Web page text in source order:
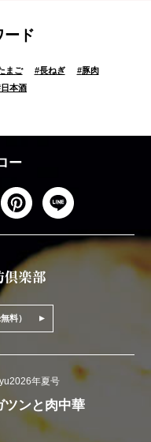
ード
まご #長ねぎ #豚肉
日本酒
ー
料）
年夏号
ツンと肉中華